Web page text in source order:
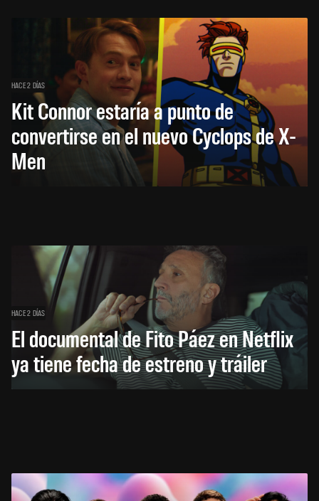
HACE 2 DÍAS
Kit Connor estaría a punto de
convertirse en el nuevo Cyclops de X-
Men
HACE 2 DÍAS
El documental de Fito Páez en Netflix
ya tiene fecha de estreno y tráiler